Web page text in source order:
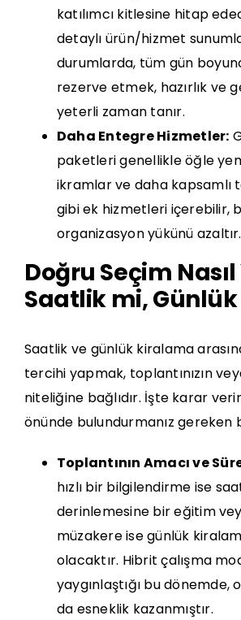
katılımcı kitlesine hitap
detaylı ürün/hizmet
durumlarda, tüm gün
rezerve etmek, hazırlık ve
yeterli zaman tanır.
Daha Entegre Hizmetler:
paketleri genellikle öğle
ikramlar ve daha kapsamlı
gibi ek hizmetleri içerebilir,
organizasyon yükünü azaltır.
Doğru Seçim Nasıl
Saatlik mi,
Saatlik ve günlük kiralama
tercihi yapmak, toplantınızın
niteliğine bağlıdır. İşte karar
önünde bulundurmanız gereken
Toplantının Amacı ve
hızlı bir bilgilendirme ise
derinlemesine bir eğitim
müzakere ise günlük
olacaktır. Hibrit çalışma
yaygınlaştığı bu dönemde,
da esneklik kazanmıştır.